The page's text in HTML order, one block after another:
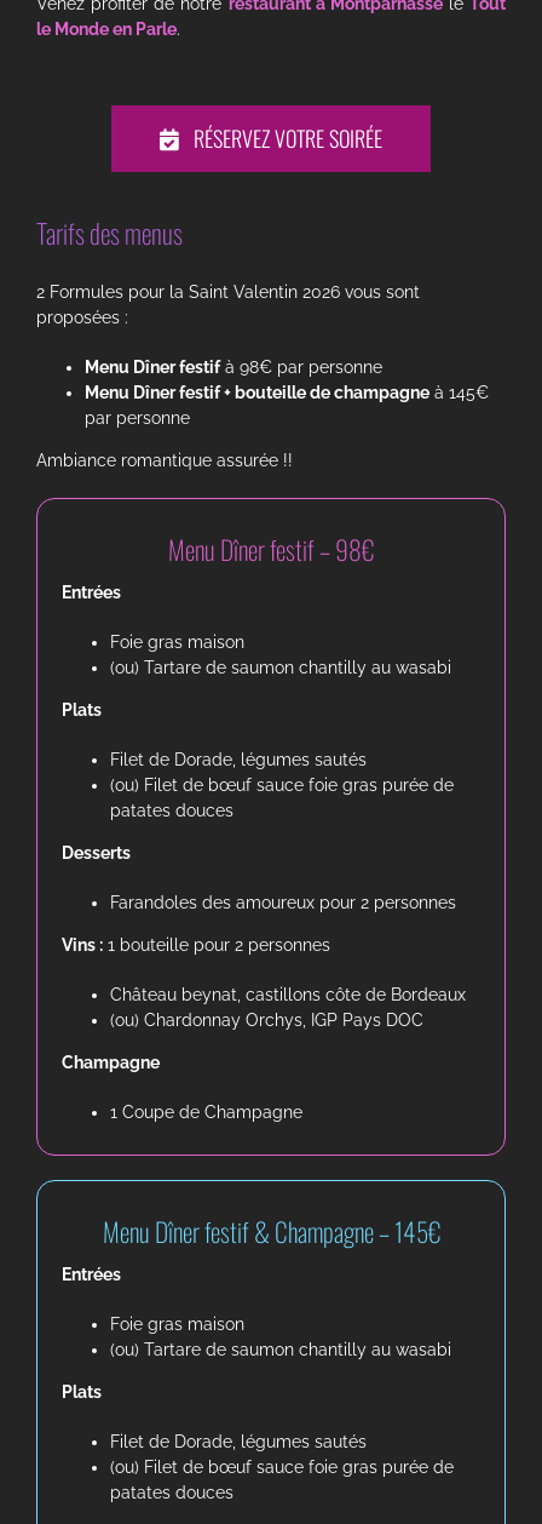
le Monde en Parle.
RÉSERVEZ VOTRE SOIRÉE
Tarifs des menus
2 Formules pour la Saint Valentin 2026 vous sont
proposées :
Menu Dîner festifà 98€ par personne
Menu Dîner festif + bouteille de champagne à 145€
par personne
Ambiance romantique assurée !!
Menu Dîner festif – 98€
Entrées
Foie gras maison
(ou) Tartare de saumon chantilly au wasabi
Plats
Filet de Dorade, légumes sautés
(ou) Filet de bœuf sauce foie gras purée de
patates douces
Desserts
Farandoles des amoureux pour 2 personnes
Vins : 1 bouteille pour 2 personnes
Château beynat, castillons côte de Bordeaux
(ou) Chardonnay Orchys, IGP Pays DOC
Champagne
1 Coupe de Champagne
Menu Dîner festif & Champagne – 145€
Entrées
Foie gras maison
(ou) Tartare de saumon chantilly au wasabi
Plats
Filet de Dorade, légumes sautés
(ou) Filet de bœuf sauce foie gras purée de
patates douces